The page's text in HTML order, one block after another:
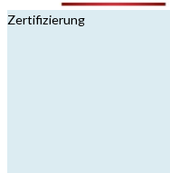
Zertifizierung